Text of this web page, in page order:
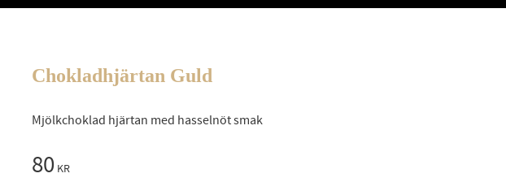
Chokladhjärtan Guld
Mjölkchoklad hjärtan med hasselnöt smak
80KR